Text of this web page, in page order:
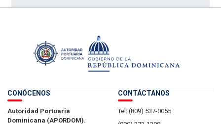
CONÓCENOS
Autoridad Portuaria
Dominicana (APORDOM).
CONTÁCTANOS
Tel: (809) 537-0055